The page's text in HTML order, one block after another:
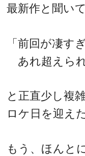
最新作と聞いて
「前回が凄す
あれ超えら
と正直少し複
ロケ日を迎え
もう、ほんと